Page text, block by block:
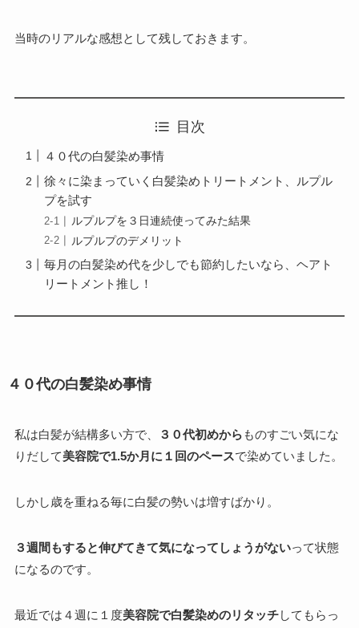
当時のリアルな感想として残しておきます。
目次
４０代の白髪染め事情
徐々に染まっていく白髪染めトリートメント、ルプル
プを試す
ルプルプを３日連続使ってみた結果
ルプルプのデメリット
毎月の白髪染め代を少しでも節約したいなら、ヘアト
リートメント推し！
４０代の白髪染め事情
私は白髪が結構多い方で、 ３０代初めから ものすごい気にな
りだして美容院で1.5か月に１回のペースで染めていました。
しかし歳を重ねる毎に白髪の勢いは増すばかり。
３週間もすると伸びてきて気になってしょうがないって状態
になるのです。
最近では４週に１度美容院で白髪染めのリタッチしてもらっ